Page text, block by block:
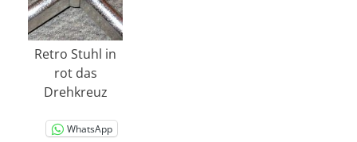
Retro Stuhl in
rot das
Drehkreuz
WhatsApp